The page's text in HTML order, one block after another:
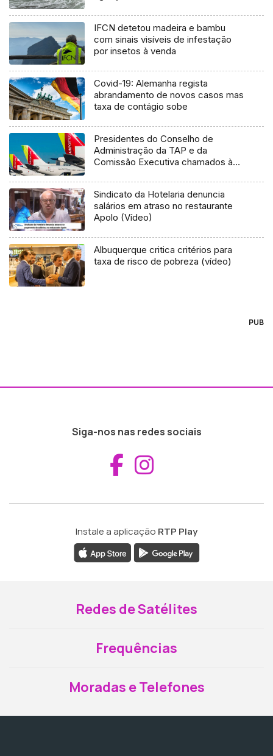
IFCN detetou madeira e bambu
com sinais visíveis de infestação
por insetos à venda
Covid-19: Alemanha regista
abrandamento de novos casos mas
taxa de contágio sobe
Presidentes do Conselho de
Administração da TAP e da
Comissão Executiva chamados à
Sindicato da Hotelaria denuncia
salários em atraso no restaurante
Apolo (Vídeo)
Albuquerque critica critérios para
taxa de risco de pobreza (vídeo)
PUB
Siga-nos nas redes sociais
Aceder ao
Instale a aplicação RTP Play
Redes de Satélites
Frequências
Moradas e Telefones